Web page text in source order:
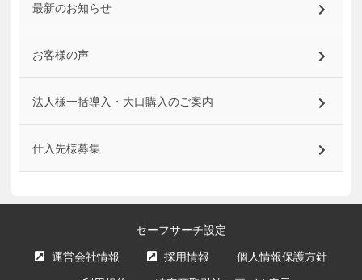
最新のお知らせ
お客様の声
法人様一括導入・大口購入のご案内
仕入先様募集
セーフサーチ設定
運営会社情報 採用情報 個人情報保護方針